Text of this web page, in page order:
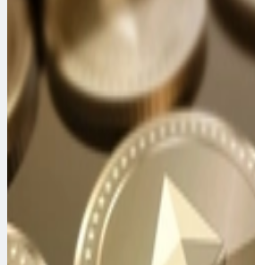
Ethereum Ekosisteminde 'Kritik Fonlama' Alarmı
Piyasalar
ETHEREUM